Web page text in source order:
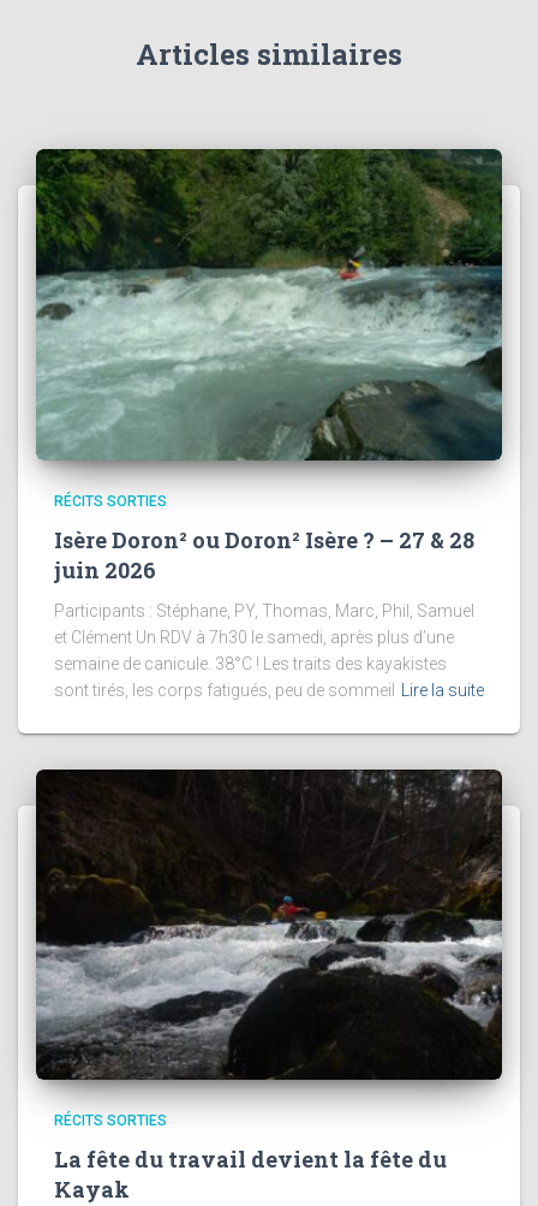
Articles similaires
RÉCITS SORTIES
Isère Doron² ou Doron² Isère ? – 27 & 28
juin 2026
Participants : Stéphane, PY, Thomas, Marc, Phil, Samuel
et Clément Un RDV à 7h30 le samedi, après plus d’une
semaine de canicule. 38°C ! Les traits des kayakistes
sont tirés, les corps fatigués, peu de sommeil
Lire la suite
RÉCITS SORTIES
La fête du travail devient la fête du
Kayak